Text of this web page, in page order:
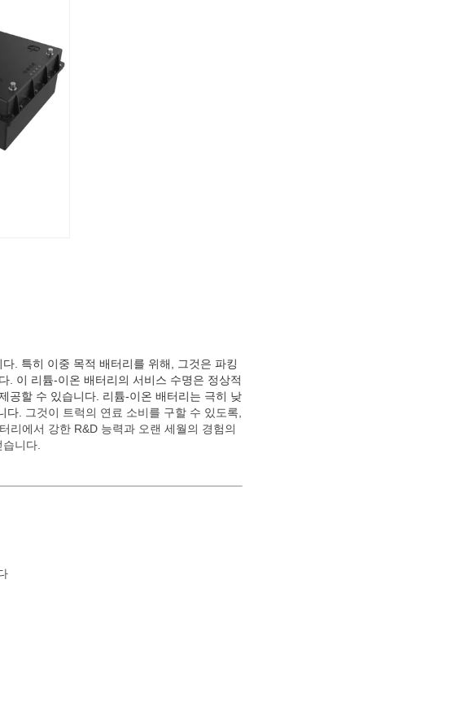
. 특히 이중 목적 배터리를 위해, 그것은 파킹
. 이 리튬-이온 배터리의 서비스 수명은 정상적
공할 수 있습니다. 리튬-이온 배터리는 극히 낮
다.
그것이 트럭의 연료 소비를 구할 수 있도록,
리에서 강한 R&D 능력과 오랜 세월의 경험의
니다.